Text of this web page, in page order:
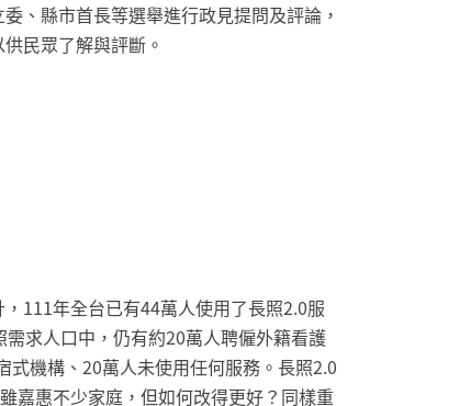
、縣市首長等選舉進行政見提問及評論，
民眾了解與評斷。
111年全台已有44萬人使用了長照2.0服
求人口中，仍有約20萬人聘僱外籍看護
式機構、20萬人未使用任何服務。長照2.0
嘉惠不少家庭，但如何改得更好？同樣重